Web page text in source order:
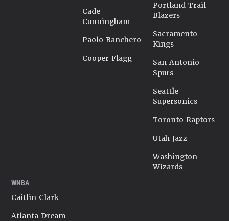
Cade
Cunningham
Paolo Banchero
Cooper Flagg
Portland Trail
Blazers
Sacramento
Kings
San Antonio
Spurs
Seattle
Supersonics
Toronto Raptors
Utah Jazz
Washington
Wizards
WNBA
Caitlin Clark
Atlanta Dream